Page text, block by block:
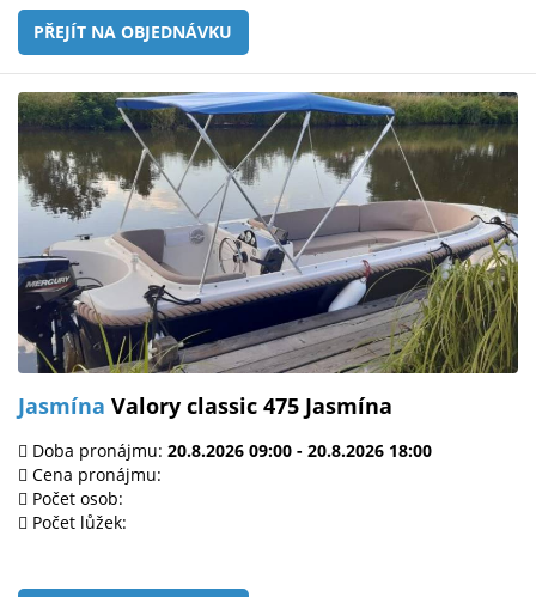
PŘEJÍT NA OBJEDNÁVKU
Jasmína Valory classic 475 Jasmína
Doba pronájmu: 20.8.2026 09:00 - 20.8.2026 18:00
Cena pronájmu:
Počet osob:
Počet lůžek: